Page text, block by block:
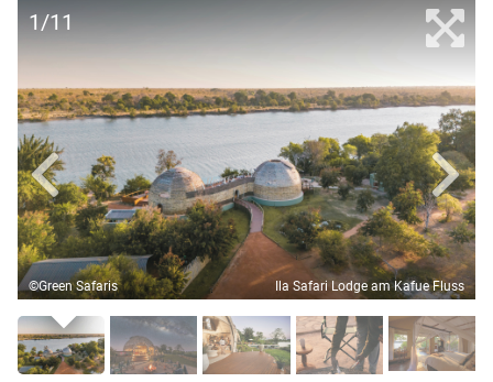
1/11
©Green Safaris Ila Safari Lodge am Kafue Fluss